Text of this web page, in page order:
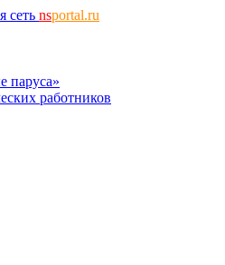
сеть nsportal.ru
паруса»
работников